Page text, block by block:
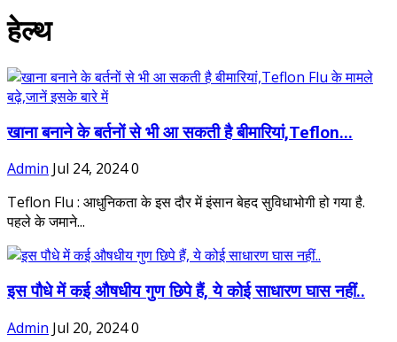
हेल्थ
खाना बनाने के बर्तनों से भी आ सकती है बीमारियां,Teflon...
Admin Jul 24, 20240
Teflon Flu : आधुनिकता के इस दौर में इंसान बेहद सुविधाभोगी हो गया है.
पहले के जमाने...
इस पौधे में कई औषधीय गुण छिपे हैं, ये कोई साधारण घास नहीं..
Admin Jul 20, 20240